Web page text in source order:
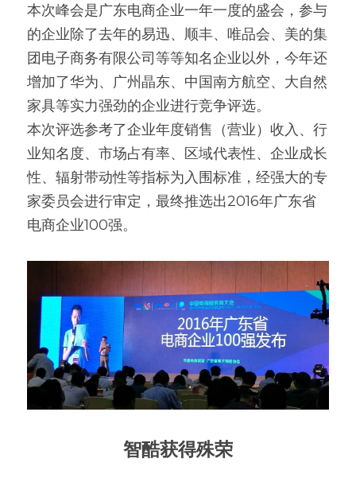
本次峰会是广东电商企业一年一度的盛会，参与
的企业除了去年的易迅、顺丰、唯品会、美的集
团电子商务有限公司等等知名企业以外，今年还
增加了华为、广州晶东、中国南方航空、大自然
家具等实力强劲的企业进行竞争评选。
本次评选参考了企业年度销售（营业）收入、行
业知名度、市场占有率、区域代表性、企业成长
性、辐射带动性等指标为入围标准，经强大的专
家委员会进行审定，最终推选出2016年广东省
电商企业100强。
智酷获得殊荣